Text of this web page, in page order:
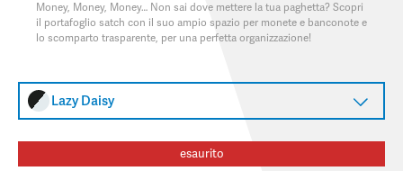
Money, Money, Money… Non sai dove mettere la tua paghetta? Scopri
il portafoglio satch con il suo ampio spazio per monete e banconote e
lo scomparto trasparente, per una perfetta organizzazione!
Lazy Daisy
esaurito